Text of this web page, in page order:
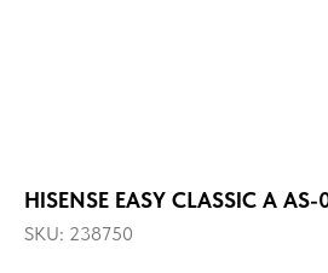
HISENSE EASY CLASSIC A
SKU: 238750